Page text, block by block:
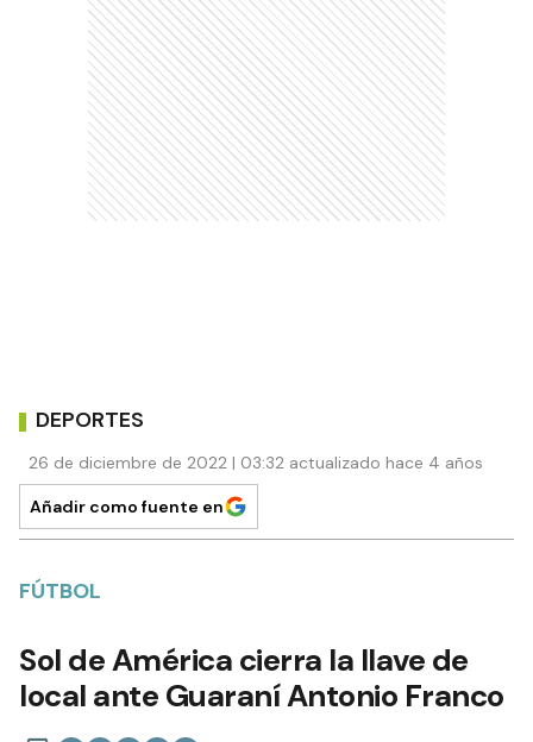
DEPORTES
26 de diciembre de 2022 | 03:32 actualizado hace 4 años
Añadir como fuente en
FÚTBOL
Sol de América cierra la llave de
local ante Guaraní Antonio Franco